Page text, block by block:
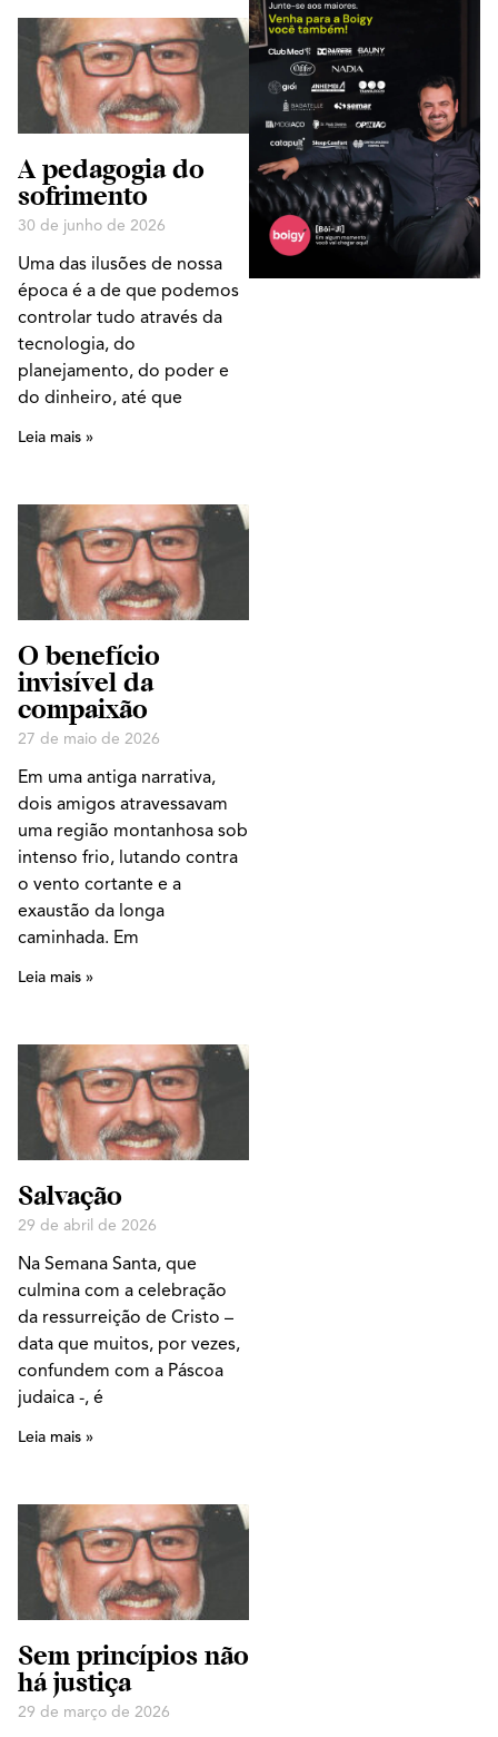
A pedagogia do
sofrimento
30 de junho de 2026
Uma das ilusões de nossa
época é a de que podemos
controlar tudo através da
tecnologia, do
planejamento, do poder e
do dinheiro, até que
Leia mais »
O benefício
invisível da
compaixão
27 de maio de 2026
Em uma antiga narrativa,
dois amigos atravessavam
uma região montanhosa sob
intenso frio, lutando contra
o vento cortante e a
exaustão da longa
caminhada. Em
Leia mais »
Salvação
29 de abril de 2026
Na Semana Santa, que
culmina com a celebração
da ressurreição de Cristo –
data que muitos, por vezes,
confundem com a Páscoa
judaica -, é
Leia mais »
Sem princípios não
há justiça
29 de março de 2026